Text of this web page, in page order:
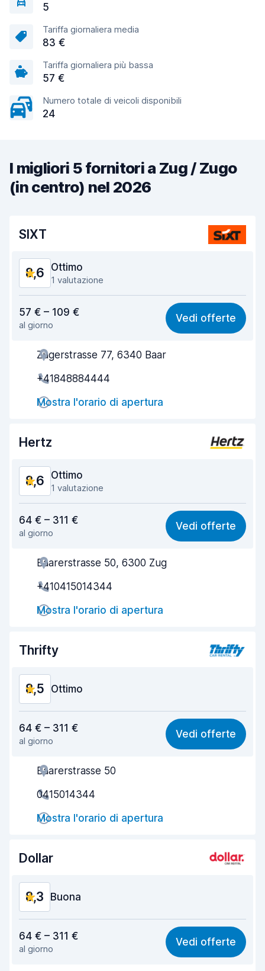
5
Tariffa giornaliera media
83 €
Tariffa giornaliera più bassa
57 €
Numero totale di veicoli disponibili
24
I migliori 5 fornitori a Zug / Zugo
(in centro) nel 2026
SIXT
8,6 Ottimo
1 valutazione
8,5
Facile da trovare 8,2
Gentilezza degli agenti
Rapidità del ritiro
Rapidità della riconsegna
9,4
57 € – 109 €
al giorno
Vedi offerte
Zugerstrasse 77, 6340 Baar
+41848884444
Mostra l'orario di apertura
Hertz
8,6 Ottimo
1 valutazione
8,4
Facile da trovare 8,2
Gentilezza degli agenti
Rapidità del ritiro
Rapidità della riconsegna
9,2
64 € – 311 €
al giorno
Vedi offerte
Baarerstrasse 50, 6300 Zug
+410415014344
Mostra l'orario di apertura
Thrifty
8,5 Ottimo
8,1
Facile da trovare 8,2
Gentilezza degli agenti
Rapidità del ritiro
Rapidità della riconsegna
64 € – 311 €
al giorno
Vedi offerte
Baarerstrasse 50
0415014344
Mostra l'orario di apertura
Dollar
8,3 Buona
7,9
Facile da trovare 8,2
64 € – 311 €
al giorno
Vedi offerte